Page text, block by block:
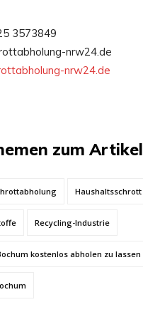
3573849
nrw24.de
nrw24.de
zum Artikel
Haushaltsschrott
Recycling-Industrie
kostenlos abholen zu lassen